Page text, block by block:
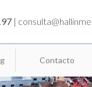
|
Contacto